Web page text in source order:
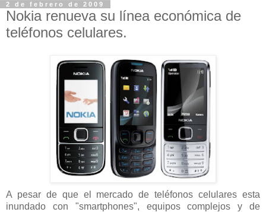
2 de febrero de 2009
Nokia renueva su línea económica de
teléfonos celulares.
A pesar de que el mercado de teléfonos celulares esta
inundado con "smartphones", equipos complejos y de